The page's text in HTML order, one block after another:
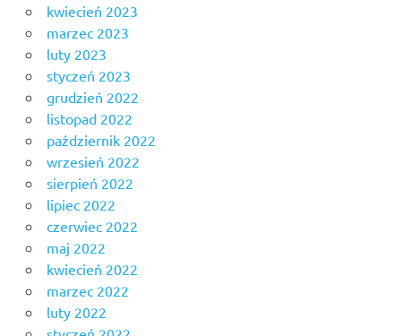
kwiecień 2023
marzec 2023
luty 2023
styczeń 2023
grudzień 2022
listopad 2022
październik 2022
wrzesień 2022
sierpień 2022
lipiec 2022
czerwiec 2022
maj 2022
kwiecień 2022
marzec 2022
luty 2022